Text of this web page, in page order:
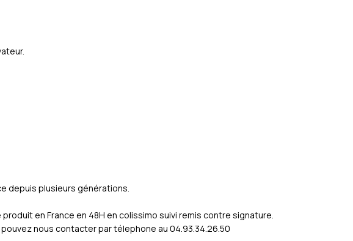
depuis plusieurs générations.
en France en 48H en colissimo suivi remis contre signature.
nous contacter par télephone au 04.93.34.26.50